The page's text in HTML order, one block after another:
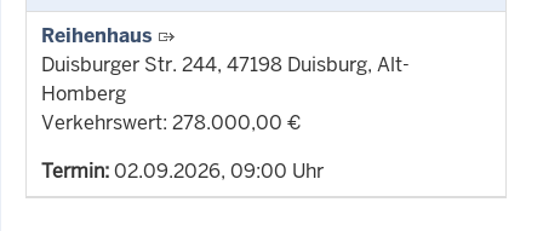
Reihenhaus
Duisburger Str. 244, 47198 Duisburg, Alt-
Homberg
Verkehrswert: 278.000,00 €
Termin:02.09.2026, 09:00 Uhr